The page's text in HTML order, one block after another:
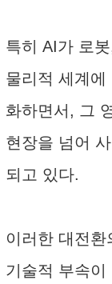
특히 AI가 로
물리적 세계에
화하면서, 그
현장을 넘어
되고 있다.
이러한 대전
기술적 부속